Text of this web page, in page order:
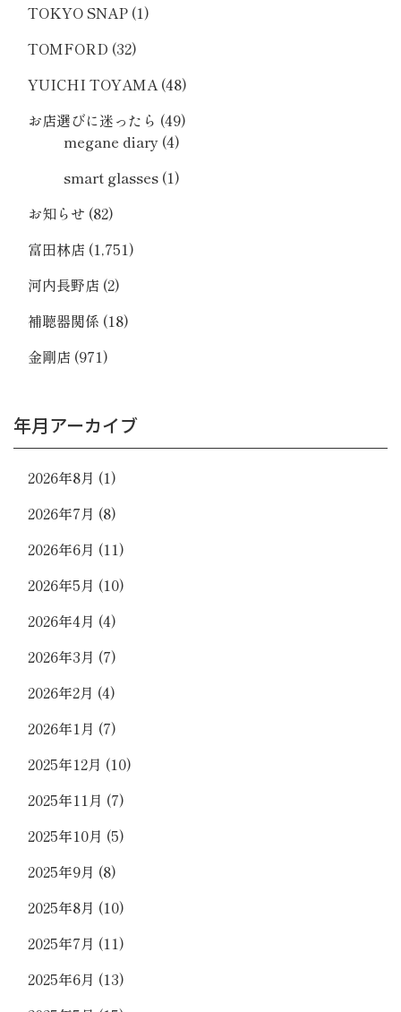
TOKYO SNAP (1)
TOMFORD (32)
YUICHI TOYAMA (48)
お店選びに迷ったら (49)
megane diary (4)
smart glasses (1)
お知らせ (82)
富田林店 (1,751)
河内長野店 (2)
補聴器関係 (18)
金剛店 (971)
年月アーカイブ
2026年8月 (1)
2026年7月 (8)
2026年6月 (11)
2026年5月 (10)
2026年4月 (4)
2026年3月 (7)
2026年2月 (4)
2026年1月 (7)
2025年12月 (10)
2025年11月 (7)
2025年10月 (5)
2025年9月 (8)
2025年8月 (10)
2025年7月 (11)
2025年6月 (13)